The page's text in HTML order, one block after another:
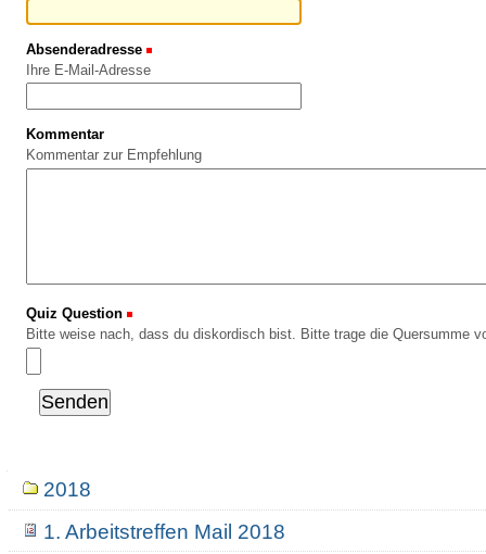
Absenderadresse
Ihre E-Mail-Adresse
Kommentar
Kommentar zur Empfehlung
Quiz Question
Bitte weise nach, dass du diskordisch bist. Bitte trage die Quersumme
Navigation
2018
1. Arbeitstreffen Mail 2018